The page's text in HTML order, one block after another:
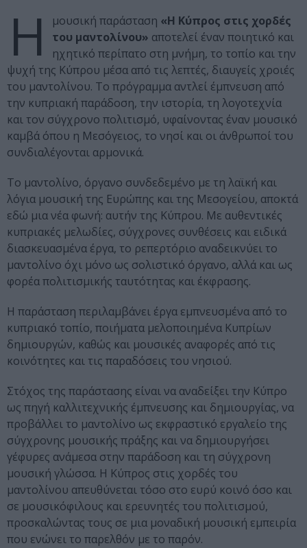
Η μουσική παράσταση «Η Κύπρος στις χορδές
του μαντολίνου» αποτελεί έναν ποιητικό και
ηχητικό περίπατο στη μνήμη, το τοπίο και την
ψυχή της Κύπρου μέσα από τις λεπτές, διαυγείς χροιές
του μαντολίνου. Το πρόγραμμα αντλεί έμπνευση από
την κυπριακή παράδοση, την ιστορία, τη λογοτεχνία
και τον σύγχρονο πολιτισμό, υφαίνοντας έναν μουσικό
καμβά όπου η Μεσόγειος, το νησί και οι άνθρωποί του
συνδιαλέγονται αρμονικά.
Το μαντολίνο, όργανο συνδεδεμένο με τη λαϊκή και
λόγια μουσική της Ευρώπης και της Μεσογείου, αποκτά
εδώ μια νέα φωνή: αυτήν της Κύπρου. Με αυθεντικές
κυπριακές μελωδίες, σύγχρονες συνθέσεις και ειδικά
διασκευασμένα έργα, το ρεπερτόριο αναδεικνύει το
μαντολίνο όχι μόνο ως σολιστικό όργανο, αλλά και ως
φορέα πολιτισμικής ταυτότητας και έκφρασης.
Η παράσταση περιλαμβάνει έργα εμπνευσμένα από το
κυπριακό τοπίο, ποιήματα μελοποιημένα Κυπρίων
δημιουργών, καθώς και μουσικές αναφορές από τις
κοινότητες και τις παραδόσεις του νησιού.
Στόχος της παράστασης είναι να αναδείξει την Κύπρο
ως πηγή καλλιτεχνικής έμπνευσης και δημιουργίας, να
προβάλλει το μαντολίνο ως εκφραστικό εργαλείο της
σύγχρονης μουσικής πράξης και να δημιουργήσει
γέφυρες ανάμεσα στην παράδοση και τη σύγχρονη
μουσική γλώσσα. Η Κύπρος στις χορδές του
μαντολίνου απευθύνεται τόσο στο ευρύ κοινό όσο και
σε μουσικόφιλους και ερευνητές του πολιτισμού,
προσκαλώντας τους σε μια μοναδική μουσική εμπειρία
που ενώνει το παρελθόν με το παρόν.